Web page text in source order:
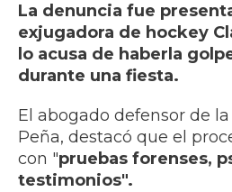
La denuncia fue
exjugadora de hockey
lo acusa de haberla
durante una fiesta.​
El abogado defensor de
Peña, destacó que el
con "pruebas forenses,
testimonios".